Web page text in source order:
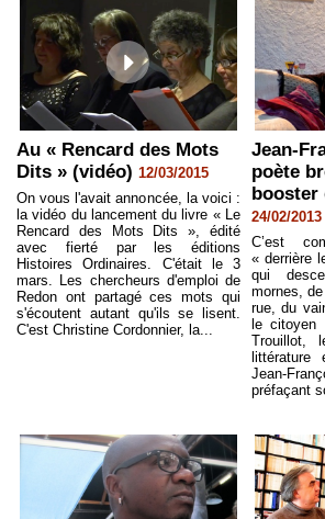
Au « Rencard des Mots
Dits » (vidéo) 12/03/2015
On vous l'avait annoncée, la voici :
la vidéo du lancement du livre « Le
Rencard des Mots Dits », édité
avec fierté par les éditions
Histoires Ordinaires. C'était le 3
mars. Les chercheurs d'emploi de
Redon ont partagé ces mots qui
s'écoutent autant qu'ils se lisent.
C'est Christine Cordonnier, la...
Jean-
poète
booster
24/02/2013
C’est
« derrière
qui
mornes,
rue, du
le
Trouillot,
littérature
Jean-
préfaçant